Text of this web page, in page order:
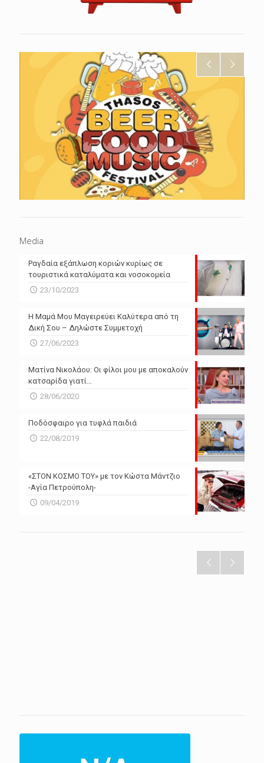
Media
Ραγδαία εξάπλωση κοριών κυρίως σε
τουριστικά καταλύματα και νοσοκομεία
23/10/2023
Η Μαμά Μου Μαγειρεύει Καλύτερα από τη
Δική Σου – Δηλώστε Συμμετοχή
27/06/2023
Ματίνα Νικολάου: Οι φίλοι μου με αποκαλούν
κατσαρίδα γιατί…
28/06/2020
Ποδόσφαιρο για τυφλά παιδιά
22/08/2019
«ΣΤΟΝ ΚΟΣΜΟ ΤΟΥ» με τον Κώστα Μάντζιο
-Αγία Πετρούπολη-
09/04/2019